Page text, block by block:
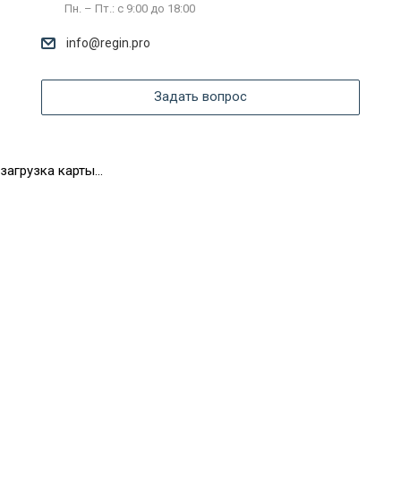
Пн. – Пт.: с 9:00 до 18:00
info@regin.pro
Задать вопрос
загрузка карты...